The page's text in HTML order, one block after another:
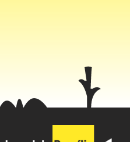
2004, foram ordenados 112
as ordens.
alemães é contra a regra